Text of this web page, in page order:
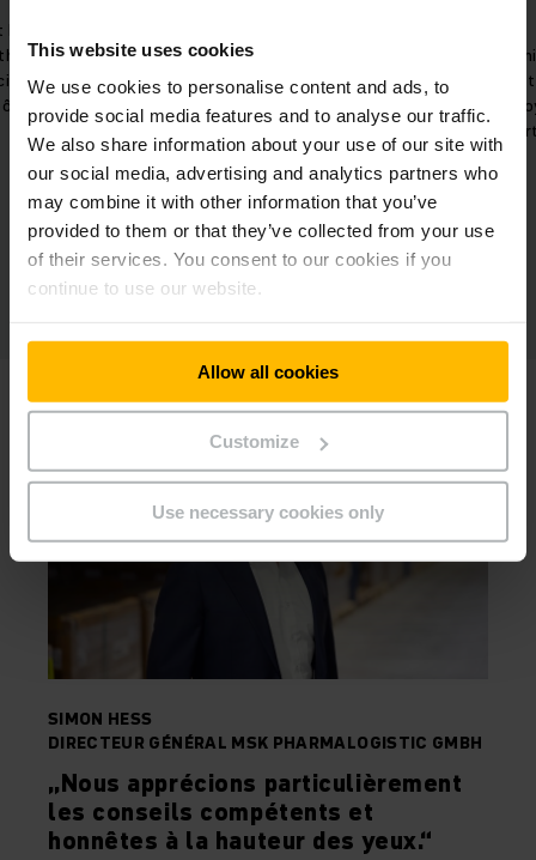
This website uses cookies
We use cookies to personalise content and ads, to
provide social media features and to analyse our traffic.
We also share information about your use of our site with
our social media, advertising and analytics partners who
may combine it with other information that you’ve
provided to them or that they’ve collected from your use
of their services. You consent to our cookies if you
continue to use our website.
Allow all cookies
Customize
Use necessary cookies only
Solutions d'étagères individuelles
pour répondre à une variété
d'exigences de projets.
SIMON HESS
DIRECTEUR GÉNÉRAL MSK PHARMALOGISTIC GMBH
„Nous apprécions particulièrement
les conseils compétents et
honnêtes à la hauteur des yeux.“